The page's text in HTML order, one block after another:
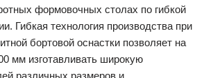
формовочных столах по гибкой
Гибкая технология производства при
бортовой оснастки позволяет на
мм изготавливать широкую
различных размеров и